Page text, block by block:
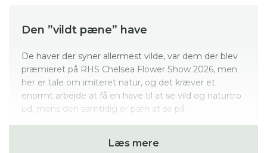
Den ”vildt pæne” have
De haver der syner allermest vilde, var dem der blev
præmieret på RHS Chelsea Flower Show 2026, men
her er tale om imiteret natur, og det kræver et
enormt arbejde at få en have til at se vild og naturtro
ud, mens den samtidig er pæn at se på.
har været undervejs de seneste 20 år, med
Læs mere